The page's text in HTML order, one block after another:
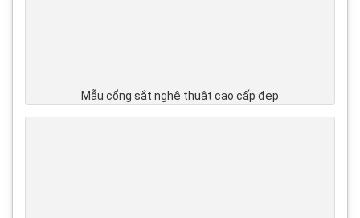
Mẫu cổng sắt nghệ thuật cao cấp đẹp